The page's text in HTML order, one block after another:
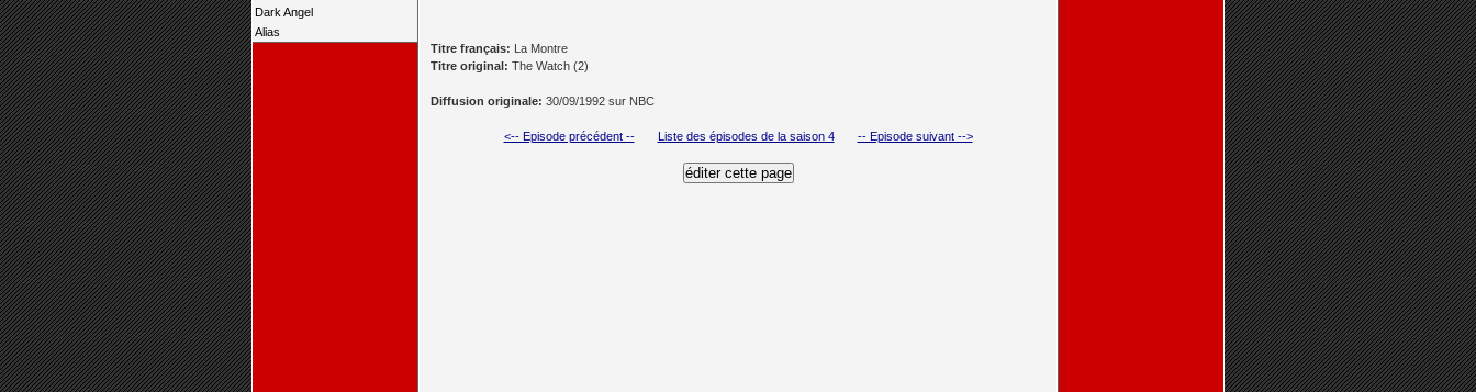
Dark Angel
Alias
Titre français: La Montre
Titre original: The Watch (2)
Diffusion originale: 30/09/1992 sur NBC
<-- Episode précédent -- Liste des épisodes de la saison 4 -- Episode suivant -->